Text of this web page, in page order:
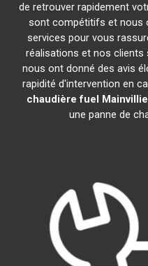
de retrouver rapidement
sont compétitifs et nous
services pour vous
réalisations et nos clients
nous ont donné des avis
rapidité d'intervention en
chaudière fuel
une panne de